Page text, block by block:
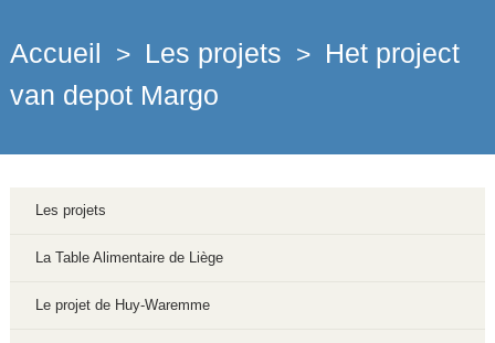
Accueil > Les projets >
Het project
van depot Margo
Les projets
La Table Alimentaire de Liège
Le projet de Huy-Waremme